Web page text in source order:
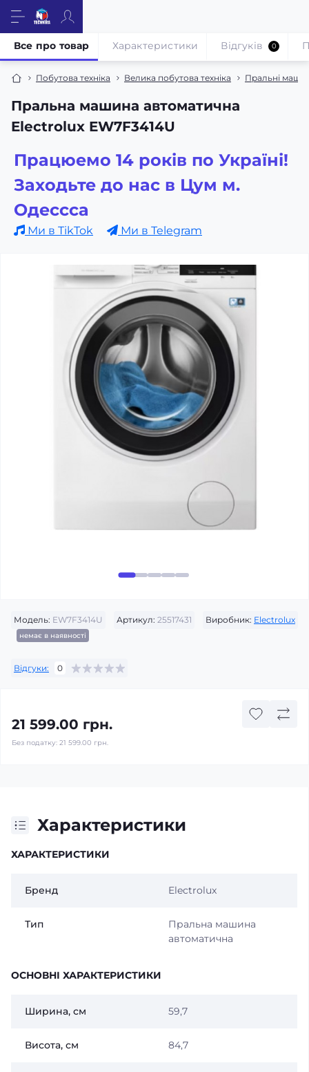
Побутова техніка Велика побутова техніка Пральні
Пральна машина автоматична
Electrolux EW7F3414U
Працюемо 14 років по Україні!
Заходьте до нас в Цум м.
Одессса
Ми в TikTok Ми в Telegram
Все про товар Характеристики Відгуків 0
Модель: EW7F3414U Артикул: 25517431 Виробник: Electrolux
немає в наявності
Відгуки: 0
21 599.00 грн.
Без податку: 21 599.00 грн.
Характеристики
ХАРАКТЕРИСТИКИ
Бренд Electrolux
Тип
Пральна машина
автоматична
ОСНОВНІ ХАРАКТЕРИСТИКИ
Ширина, см 59,7
Висота, см 84,7